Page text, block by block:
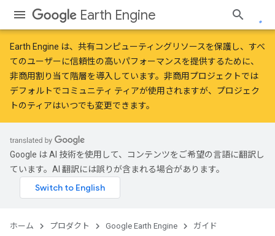
Earth Engine
Earth Engine は、共有コンピューティングリソースを保護し、すべ
てのユーザーに信頼性の高いパフォーマンスを提供するために、
非商用割り当て階層を導入しています。非商用プロジェクトでは
デフォルトでコミュニティ ティアが使用されますが、プロジェク
トのティアはいつでも変更できます。
Google は AI 技術を使用して、コンテンツをご希望の言語に翻訳し
ています。AI 翻訳には誤りが含まれる場合があります。
ホーム プロダクト Google Earth Engine ガイド